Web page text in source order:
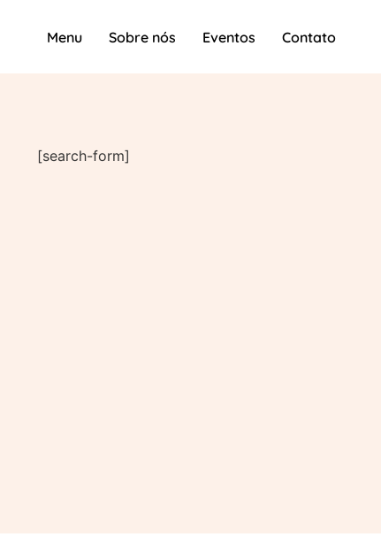
Menu Sobre nós Eventos Contato
[search-form]